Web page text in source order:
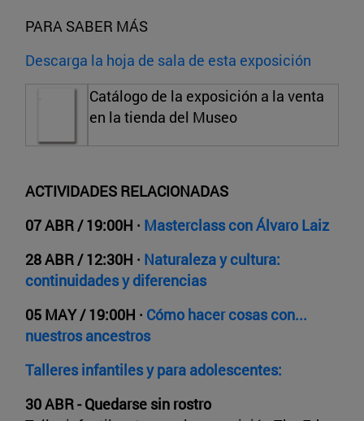
PARA SABER MÁS
Descarga la hoja de sala de esta exposición
Catálogo de la exposición a la venta
en la tienda del Museo
ACTIVIDADES RELACIONADAS
07 ABR / 19:00H · Masterclass con Álvaro Laiz
28 ABR / 12:30H · Naturaleza y cultura:
continuidades y diferencias
05 MAY / 19:00H · Cómo hacer cosas con...
nuestros ancestros
Talleres infantiles y para adolescentes:
30 ABR - Quedarse sin rostro